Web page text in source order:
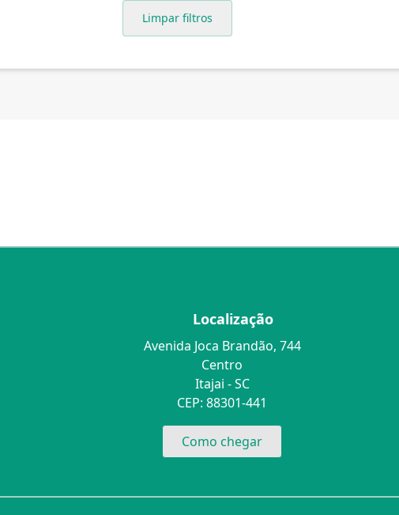
Limpar filtros
Localização
Avenida Joca Brandão, 744
Centro
Itajai - SC
CEP: 88301-441
Como chegar